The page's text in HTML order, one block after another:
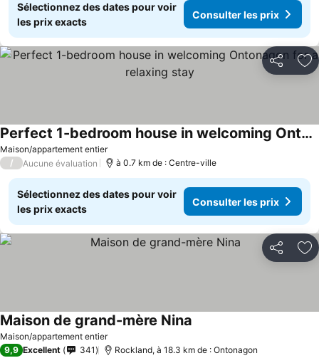
Sélectionnez des dates pour voir
les prix exacts
Consulter les prix
Partager
Maison/appartement entier
Perfect 1-bedroom house in welcoming Ontonagon for a relaxing stay
/ Aucune évaluation à 0.7 km de : Centre-ville
Sélectionnez des dates pour voir
les prix exacts
Consulter les prix
Partager
Maison/appartement entier
Maison de grand-mère Nina
9,9 Excellent 341 Rockland, à 18.3 km de : Ontonagon